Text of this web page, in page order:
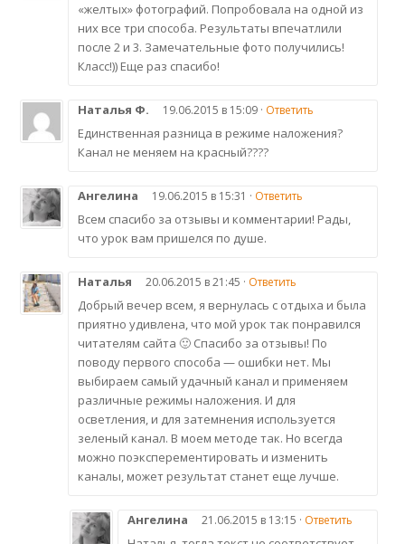
«желтых» фотографий. Попробовала на одной из
них все три способа. Результаты впечатлили
после 2 и 3. Замечательные фото получились!
Класс!)) Еще раз спасибо!
Наталья Ф. 19.06.2015 в 15:09 · Ответить
Единственная разница в режиме наложения?
Канал не меняем на красный????
Ангелина 19.06.2015 в 15:31 · Ответить
Всем спасибо за отзывы и комментарии! Рады,
что урок вам пришелся по душе.
Наталья 20.06.2015 в 21:45 · Ответить
Добрый вечер всем, я вернулась с отдыха и была
приятно удивлена, что мой урок так понравился
читателям сайта 🙂 Спасибо за отзывы! По
поводу первого способа — ошибки нет. Мы
выбираем самый удачный канал и применяем
различные режимы наложения. И для
осветления, и для затемнения используется
зеленый канал. В моем методе так. Но всегда
можно поэксперементировать и изменить
каналы, может результат станет еще лучше.
Ангелина 21.06.2015 в 13:15 · Ответить